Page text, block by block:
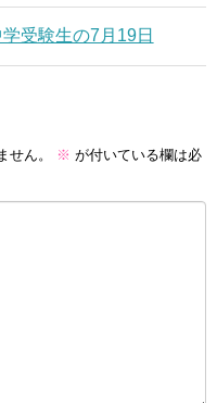
受験生の7月19日
ん。 ※ が付いている欄は必